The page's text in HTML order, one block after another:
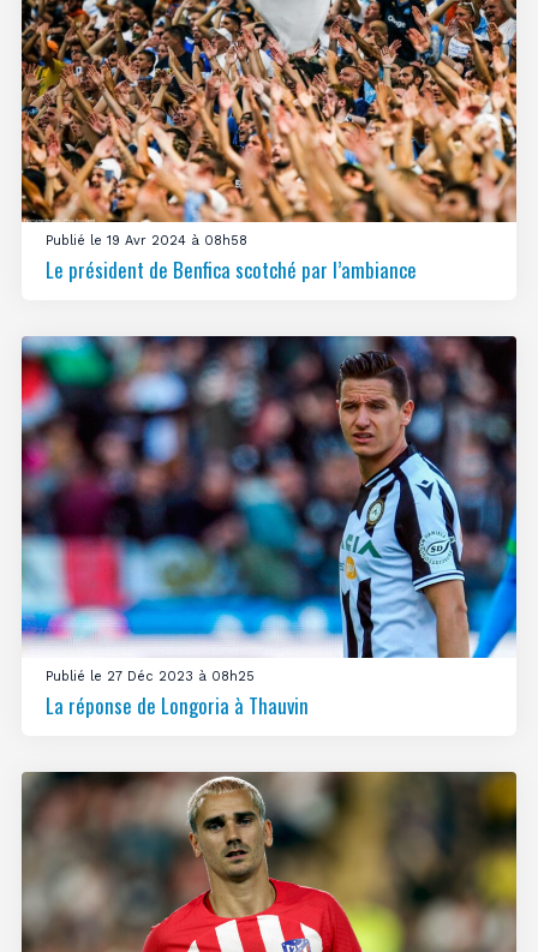
Publié le 19 Avr 2024 à 08h58
Le président de Benfica scotché par l’ambiance
Publié le 27 Déc 2023 à 08h25
La réponse de Longoria à Thauvin